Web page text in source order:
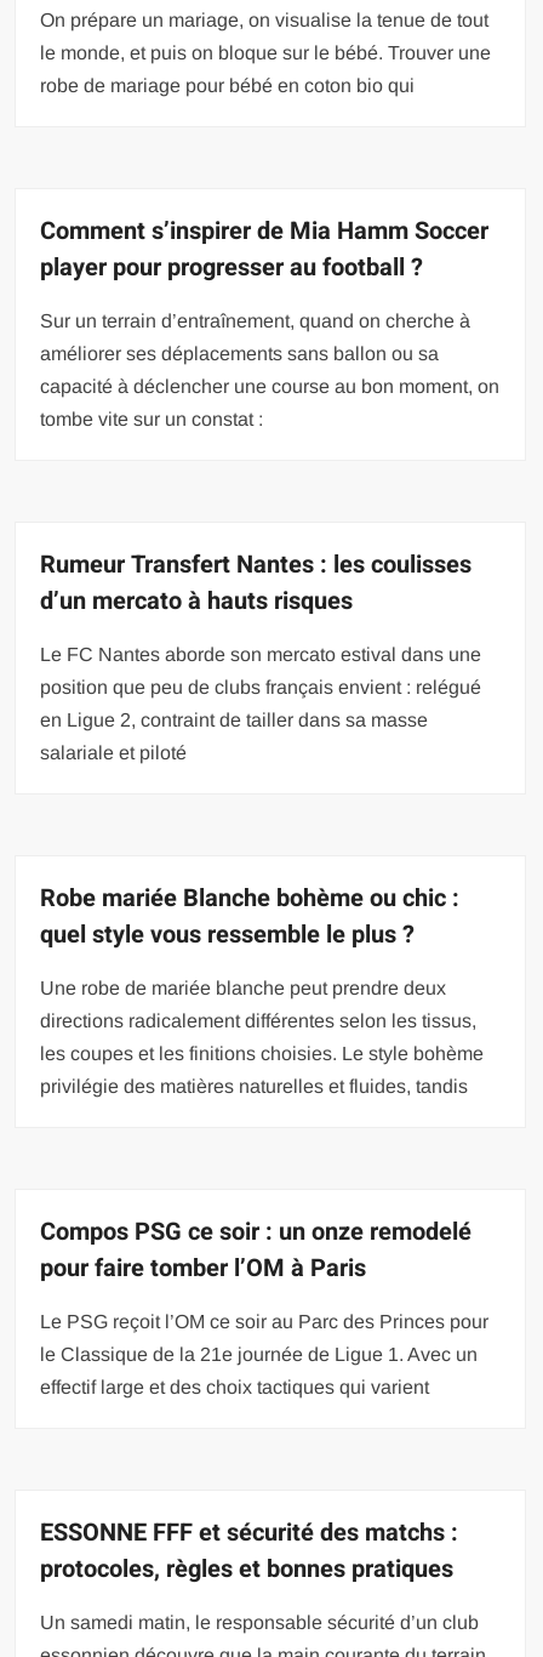
On prépare un mariage, on visualise la tenue de tout
le monde, et puis on bloque sur le bébé. Trouver une
robe de mariage pour bébé en coton bio qui
Comment s’inspirer de Mia Hamm Soccer
player pour progresser au football ?
Sur un terrain d’entraînement, quand on cherche à
améliorer ses déplacements sans ballon ou sa
capacité à déclencher une course au bon moment, on
tombe vite sur un constat :
Rumeur Transfert Nantes : les coulisses
d’un mercato à hauts risques
Le FC Nantes aborde son mercato estival dans une
position que peu de clubs français envient : relégué
en Ligue 2, contraint de tailler dans sa masse
salariale et piloté
Robe mariée Blanche bohème ou chic :
quel style vous ressemble le plus ?
Une robe de mariée blanche peut prendre deux
directions radicalement différentes selon les tissus,
les coupes et les finitions choisies. Le style bohème
privilégie des matières naturelles et fluides, tandis
Compos PSG ce soir : un onze remodelé
pour faire tomber l’OM à Paris
Le PSG reçoit l’OM ce soir au Parc des Princes pour
le Classique de la 21e journée de Ligue 1. Avec un
effectif large et des choix tactiques qui varient
ESSONNE FFF et sécurité des matchs :
protocoles, règles et bonnes pratiques
Un samedi matin, le responsable sécurité d’un club